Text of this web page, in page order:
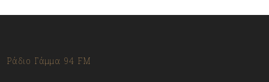
Ράδιο Γάμμα 94 FM